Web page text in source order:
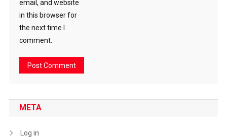
email, and website
in this browser for
the next time I
comment.
META
Log in